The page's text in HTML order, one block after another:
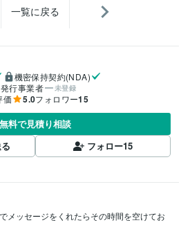
一覧に戻る
機密保持契約(NDA)
行事業者
未登録
価 5.0フォロワー15
無料で見積り相談
フォロー15
メッセージをくれたらその時間を空けてお